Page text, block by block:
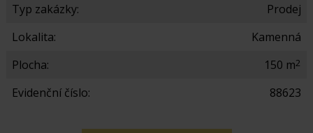
Typ zakázky:
Prodej
Lokalita:
Kamenná
Plocha:
150 m2
Evidenční číslo: 88623